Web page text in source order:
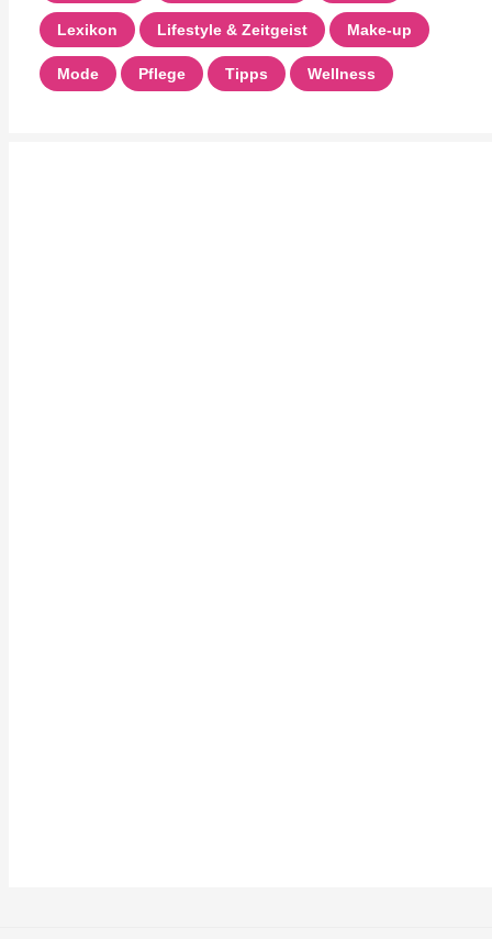
Lexikon Lifestyle & Zeitgeist Make-up
Mode Pflege Tipps Wellness